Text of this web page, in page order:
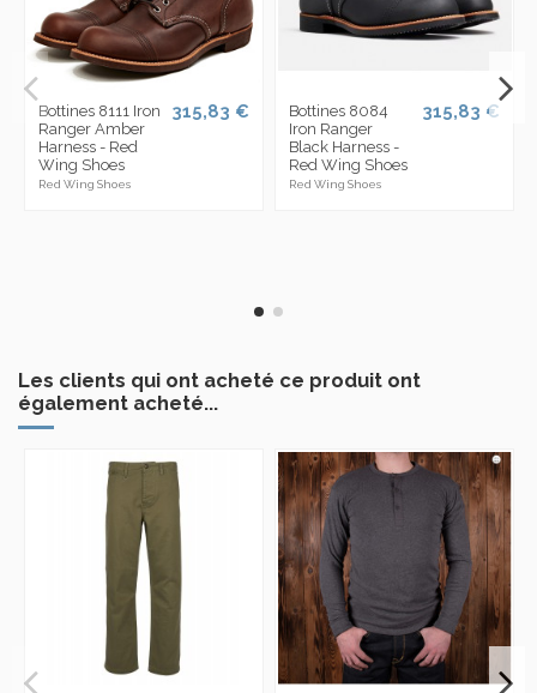
Bottines 8111 Iron
Ranger Amber
Harness - Red
Wing Shoes
Red Wing Shoes
315,83 €
Bottines 8084
Iron Ranger
Black Harness -
Red Wing Shoes
Red Wing Shoes
315,83 €
Les clients qui ont acheté ce produit ont
également acheté...